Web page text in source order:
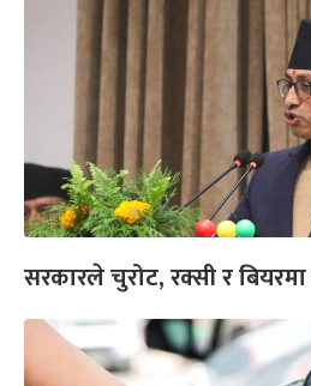
सरकारले चुरोट, रक्सी र